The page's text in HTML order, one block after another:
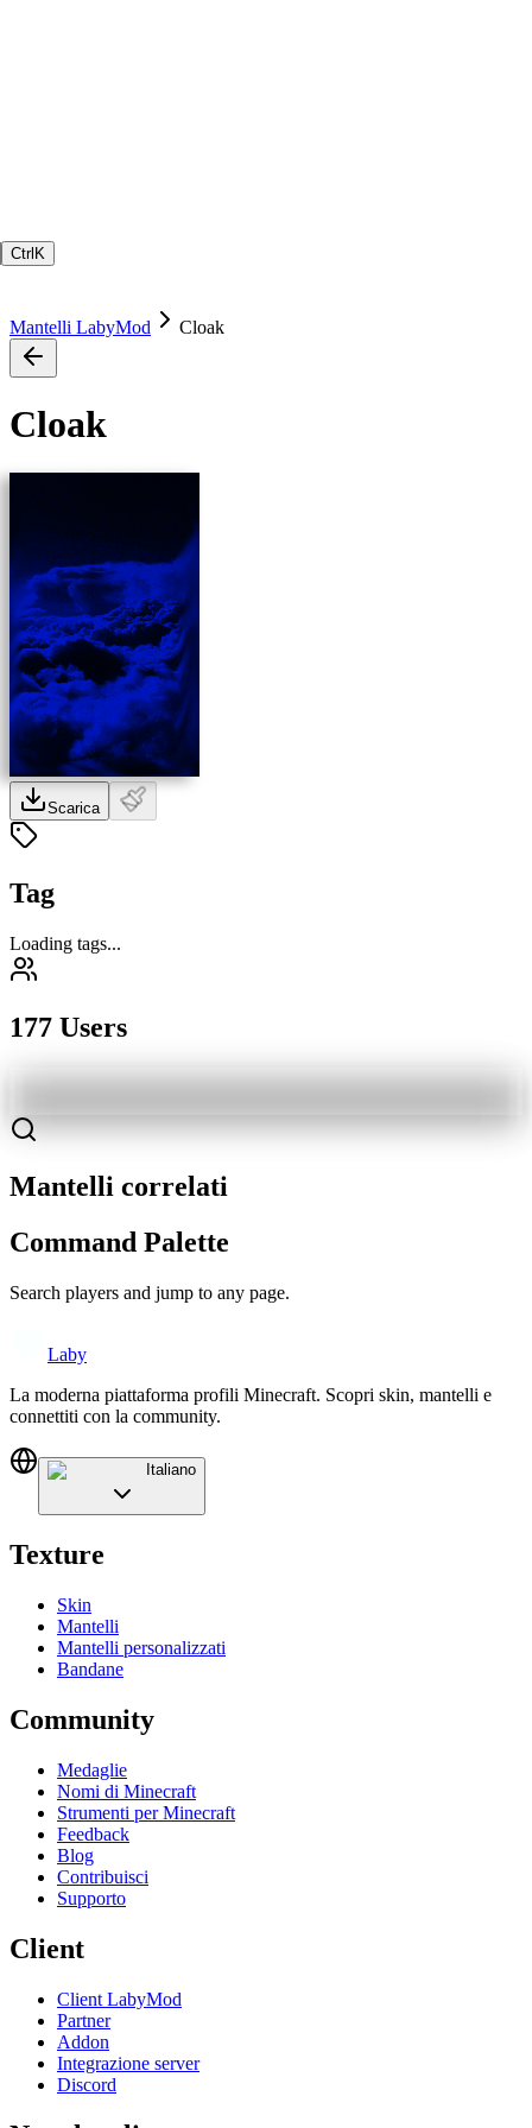
Ctrl K
Mantelli LabyMod Cloak
Cloak
Scarica
Tag
Loading tags...
177 Users
Mantelli correlati
Command Palette
Search players and jump to any page.
Laby
La moderna piattaforma profili Minecraft. Scopri skin, mantelli e
connettiti con la community.
Italiano
Texture
Skin
Mantelli
Mantelli personalizzati
Bandane
Community
Medaglie
Nomi di Minecraft
Strumenti per Minecraft
Feedback
Blog
Contribuisci
Supporto
Client
Client LabyMod
Partner
Addon
Integrazione server
Discord